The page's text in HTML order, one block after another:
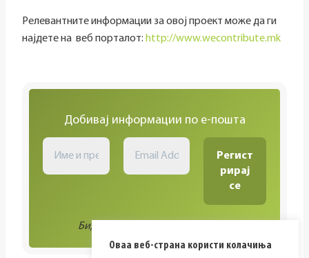
Релевантните информации за овој проект може да ги
најдете на веб порталот: http://www.wecontribute.mk
Добивај информации по е-пошта
Биди во тек со сите активности!
Оваа веб-страна користи колачиња